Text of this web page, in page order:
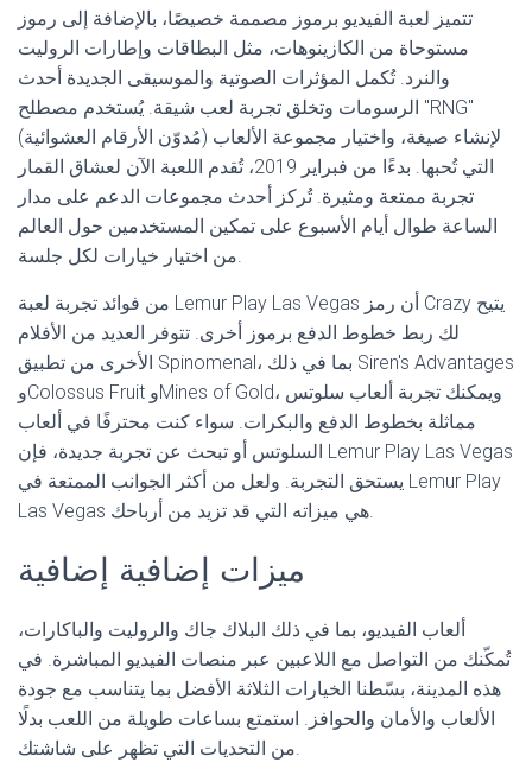
تتميز لعبة الفيديو برموز مصممة خصيصًا، بالإضافة إلى رموز
مستوحاة من الكازينوهات، مثل البطاقات وإطارات الروليت
والنرد. تُكمل المؤثرات الصوتية والموسيقى الجديدة أحدث
الرسومات وتخلق تجربة لعب شيقة. يُستخدم مصطلح "RNG"
(مُدوّن الأرقام العشوائية) لإنشاء صيغة، واختيار مجموعة الألعاب
التي تُحبها. بدءًا من فبراير 2019، تُقدم اللعبة الآن لعشاق القمار
تجربة ممتعة ومثيرة. تُركز أحدث مجموعات الدعم على مدار
الساعة طوال أيام الأسبوع على تمكين المستخدمين حول العالم
من اختيار خيارات لكل جلسة.
من فوائد تجربة لعبة Lemur Play Las Vegas أن رمز Crazy يتيح
لك ربط خطوط الدفع برموز أخرى. تتوفر العديد من الأفلام
الأخرى من تطبيق Spinomenal، بما في ذلك Siren's Advantages
وColossus Fruit وMines of Gold، ويمكنك تجربة ألعاب سلوتس
مماثلة بخطوط الدفع والبكرات. سواء كنت محترفًا في ألعاب
السلوتس أو تبحث عن تجربة جديدة، فإن Lemur Play Las Vegas
يستحق التجربة. ولعل من أكثر الجوانب الممتعة في Lemur Play
Las Vegas هي ميزاته التي قد تزيد من أرباحك.
ميزات إضافية إضافية
ألعاب الفيديو، بما في ذلك البلاك جاك والروليت والباكارات،
تُمكّنك من التواصل مع اللاعبين عبر منصات الفيديو المباشرة. في
هذه المدينة، بسّطنا الخيارات الثلاثة الأفضل بما يتناسب مع جودة
الألعاب والأمان والحوافز. استمتع بساعات طويلة من اللعب بدلًا
من التحديات التي تظهر على شاشتك.